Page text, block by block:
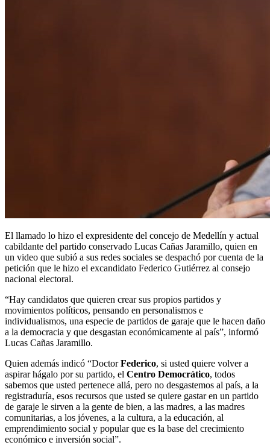
El llamado lo hizo el expresidente del concejo de Medellín y actual
cabildante del partido conservado Lucas Cañas Jaramillo, quien en
un video que subió a sus redes sociales se despachó por cuenta de la
petición que le hizo el excandidato Federico Gutiérrez al consejo
nacional electoral.
“Hay candidatos que quieren crear sus propios partidos y
movimientos políticos, pensando en personalismos e
individualismos, una especie de partidos de garaje que le hacen daño
a la democracia y que desgastan económicamente al país”, informó
Lucas Cañas Jaramillo.
Quien además indicó “DoctorFederico, si usted quiere volver a
aspirar hágalo por su partido, el Centro Democrático, todos
sabemos que usted pertenece allá, pero no desgastemos al país, a la
registraduría, esos recursos que usted se quiere gastar en un partido
de garaje le sirven a la gente de bien, a las madres, a las madres
comunitarias, a los jóvenes, a la cultura, a la educación, al
emprendimiento social y popular que es la base del crecimiento
económico e inversión social”.